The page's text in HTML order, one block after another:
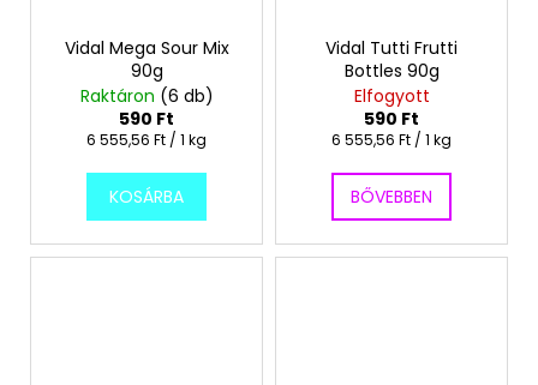
Vidal Mega Sour Mix
90g
Raktáron (6 db)
590 Ft
Egységár:
6 555,56 Ft / 1 kg
KOSÁRBA
Vidal Tutti Frutti
Bottles 90g
Elfogyott
590 Ft
Egységár:
6 555,56 Ft / 1 kg
BŐVEBBEN